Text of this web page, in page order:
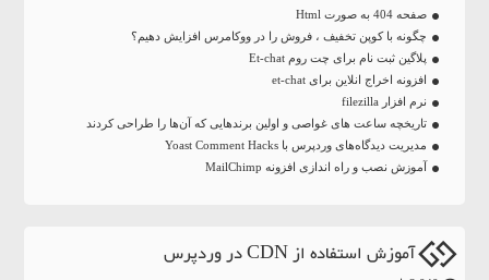
صفحه 404 به صورت Html
چگونه با کوپن تخفیف ، فروش را در ووکامرس افزایش دهیم؟
پلاگین ثبت نام برای چت روم Et-chat
افزونه اخراج انلاین برای et-chat
نرم افزار filezilla
تاریخچه ساعت‌ های غواصی و اولین برندهایی که آن‌ها را طراحی کردند
مدیریت دیدگاه‌های وردپرس با Yoast Comment Hacks
آموزش نصب و راه اندازی افزونه MailChimp
آموزش استفاده از CDN در وردپرس